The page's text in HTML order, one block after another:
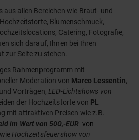
allen Bereichen wie Braut- und
Blumenschmuck,
Catering, Fotografie,
sich darauf, Ihnen bei Ihren
zur Seite zu stehen.
Rahmenprogramm mit
Moderation von Marco Lessentin,
Vorträgen, LED-Lichtshows von
der Hochzeitstorte von PL
mit attraktiven Preisen wie z.B.
im Wert von 500,-EUR von
Hochzeitsfeuershow von